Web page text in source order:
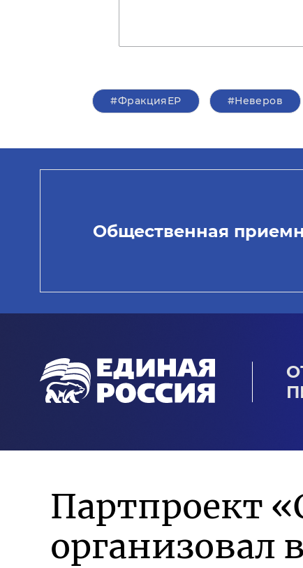
#ФракцияЕР #Неверов
Общественная
Партпроект
организовал